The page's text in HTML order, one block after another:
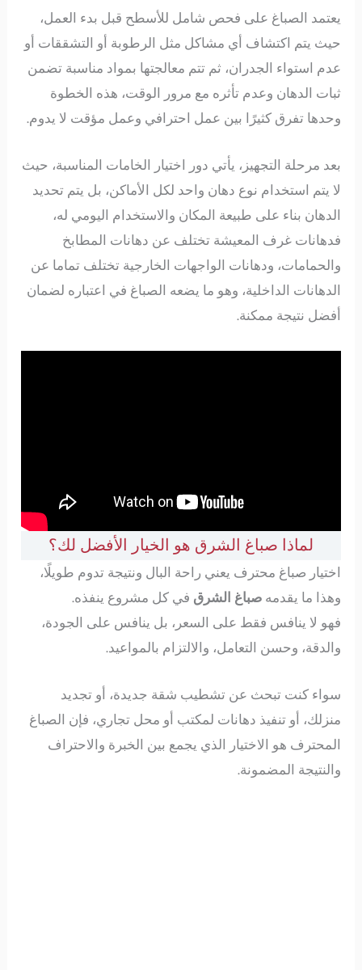
يعتمد الصباغ على فحص شامل للأسطح قبل بدء العمل،
حيث يتم اكتشاف أي مشاكل مثل الرطوبة أو التشققات أو
عدم استواء الجدران، ثم تتم معالجتها بمواد مناسبة تضمن
ثبات الدهان وعدم تأثره مع مرور الوقت، هذه الخطوة
وحدها تفرق كثيرًا بين عمل احترافي وعمل مؤقت لا يدوم.
بعد مرحلة التجهيز، يأتي دور اختيار الخامات المناسبة، حيث
لا يتم استخدام نوع دهان واحد لكل الأماكن، بل يتم تحديد
الدهان بناء على طبيعة المكان والاستخدام اليومي له،
فدهانات غرف المعيشة تختلف عن دهانات المطابخ
والحمامات، ودهانات الواجهات الخارجية تختلف تماما عن
الدهانات الداخلية، وهو ما يضعه الصباغ في اعتباره لضمان
أفضل نتيجة ممكنة.
لماذا صباغ الشرق هو الخيار الأفضل لك؟
اختيار صباغ محترف يعني راحة البال ونتيجة تدوم طويلًا،
وهذا ما يقدمهصباغ الشرق في كل مشروع ينفذه.
فهو لا ينافس فقط على السعر، بل ينافس على الجودة،
والدقة، وحسن التعامل، والالتزام بالمواعيد.
سواء كنت تبحث عن تشطيب شقة جديدة، أو تجديد
منزلك، أو تنفيذ دهانات لمكتب أو محل تجاري، فإن الصباغ
المحترف هو الاختيار الذي يجمع بين الخبرة والاحتراف
والنتيجة المضمونة.